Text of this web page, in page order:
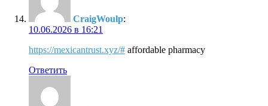
CraigWoulp:
10.06.2026 в 16:21
https://mexicantrust.xyz/# affordable pharmacy
Ответить